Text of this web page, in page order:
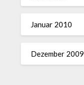
Januar 2010
Dezember 2009